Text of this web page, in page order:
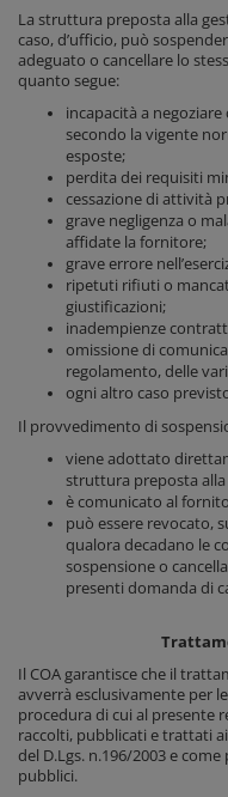
La struttura preposta alla
caso, d’ufficio, può
adeguato o cancellare lo
quanto segue:
incapacità a
secondo la vigente
esposte;
perdita dei requisiti
cessazione di attività
grave negligenza o
affidate la fornitore;
grave errore
ripetuti rifiuti o
giustificazioni;
inadempienze
omissione di
regolamento, delle
ogni altro caso
Il provvedimento di
viene adottato
struttura preposta alla
è comunicato al
può essere revocato,
qualora decadano le
sospensione o
presenti domanda di
Il COA garantisce che il
avverrà esclusivamente per
procedura di cui al presente
raccolti, pubblicati e trattati
del D.Lgs. n.196/2003 e
pubblici.